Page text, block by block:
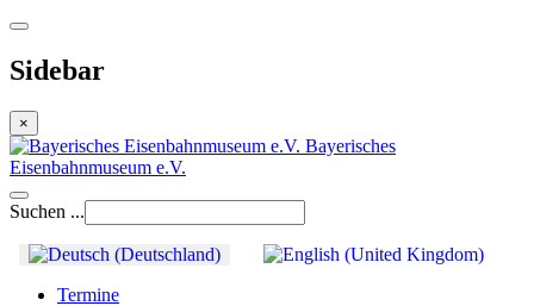
Sidebar
×
Bayerisches
Eisenbahnmuseum e.V.
Suchen ...
Termine